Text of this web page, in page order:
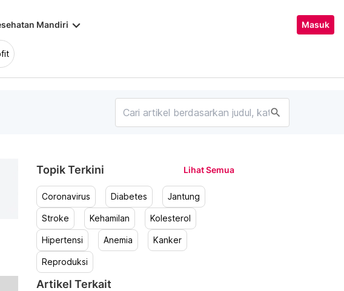
Mandiri keyboard_arrow_down Masuk
search
Topik Terkini Lihat Semua
Coronavirus Diabetes Jantung
Stroke Kehamilan Kolesterol
Hipertensi Anemia Kanker
Reproduksi
Artikel Terkait